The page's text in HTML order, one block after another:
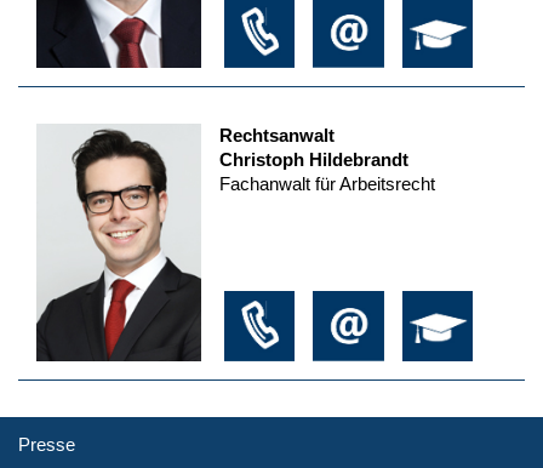
Rechtsanwalt
Christoph Hildebrandt
Fachanwalt für Arbeitsrecht
Presse